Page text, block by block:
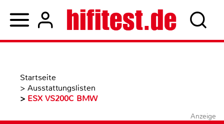
Startseite
> Ausstattungslisten
> ESX VS200C BMW
Anzeige